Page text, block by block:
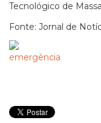
Tecnológico de
Fonte: Jornal de